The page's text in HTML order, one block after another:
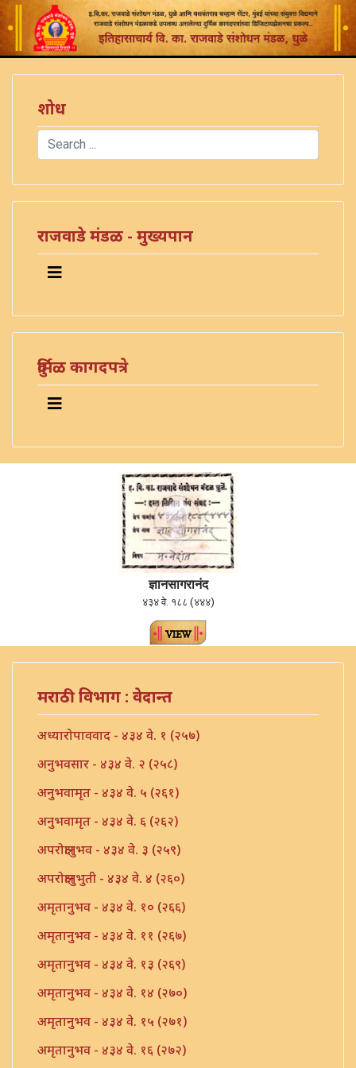
शोध
Search
राजवाडे मंडळ - मुख्यपान
दुर्मिळ कागदपत्रे
ज्ञानसागरानंद
४३४ वे. १८८ (४४४)
मराठी विभाग : वेदान्त
अध्यारोपाववाद - ४३४ वे. १ (२५७)
अनुभवसार - ४३४ वे. २ (२५८)
अनुभवामृत - ४३४ वे. ५ (२६१)
अनुभवामृत - ४३४ वे. ६ (२६२)
अपरोक्षानुभव - ४३४ वे. ३ (२५९)
अपरोक्षानुभुती - ४३४ वे. ४ (२६०)
अमृतानुभव - ४३४ वे. १० (२६६)
अमृतानुभव - ४३४ वे. ११ (२६७)
अमृतानुभव - ४३४ वे. १३ (२६९)
अमृतानुभव - ४३४ वे. १४ (२७०)
अमृतानुभव - ४३४ वे. १५ (२७१)
अमृतानुभव - ४३४ वे. १६ (२७२)